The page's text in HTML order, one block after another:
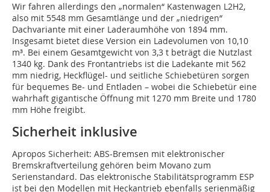
Wir fahren allerdings den „normalen“ Kastenwagen L2H2,
also mit 5548 mm Gesamtlänge und der „niedrigen“
Dachvariante mit einer Laderaumhöhe von 1894 mm.
Insgesamt bietet diese Version ein Ladevolumen von 10,10
m³. Bei einem Gesamtgewicht von 3,3 t beträgt die Nutzlast
1340 kg. Dank des Frontantriebs ist die Ladekante mit 562
mm niedrig, Heckflügel- und seitliche Schiebetüren sorgen
für bequemes Be- und Entladen – wobei die Schiebetür eine
wahrhaft gigantische Öffnung mit 1270 mm Breite und 1780
mm Höhe freigibt.
Sicherheit inklusive
Apropos Sicherheit: ABS-Bremsen mit elektronischer
Bremskraftverteilung gehören beim Movano zum
Serienstandard. Das elektronische Stabilitätsprogramm ESP
ist bei den Modellen mit Heckantrieb ebenfalls serienmäßig